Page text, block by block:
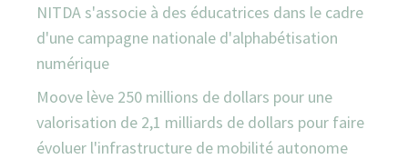
NITDA s'associe à des éducatrices dans le cadre
d'une campagne nationale d'alphabétisation
numérique
Moove lève 250 millions de dollars pour une
valorisation de 2,1 milliards de dollars pour faire
évoluer l'infrastructure de mobilité autonome